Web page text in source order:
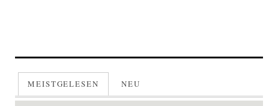
MEISTGELESEN NEU